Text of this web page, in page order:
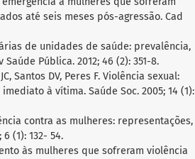
até seis meses pós-agressão. Cad
de unidades de saúde: prevalência,
Pública. 2012; 46 (2): 351-8.
Santos DV, Peres F. Violência sexual:
à vítima. Saúde Soc. 2005; 14 (1):
contra as mulheres: representações,
(1): 132- 54.
às mulheres que sofreram violência